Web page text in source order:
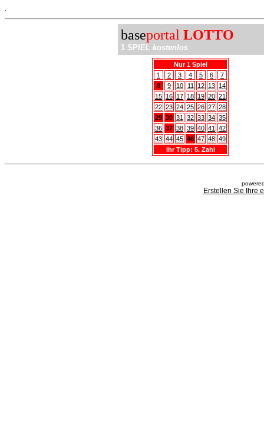
baseportal LOTTO
1 SPIEL kostenlos
Nur 1 Spiel
1
2 3 4 5 6
7
8
9 10 11 12 13 14
15 16 17 18 19 20 21
22 23 24 25 26 27 28
29 30 31 32 33 34 35
36 37 38 39 40 41
42
43 44 45 46 47 48 49
Ihr Tipp: 5. Zahl
Erstellen Sie Ihre